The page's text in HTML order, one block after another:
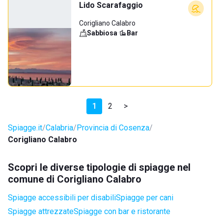
Lido Scarafaggio
Corigliano Calabro
Sabbiosa· Bar
1 2 >
Spiagge.it Calabria Provincia di Cosenza
Corigliano Calabro
Scopri le diverse tipologie di spiagge nel
comune di Corigliano Calabro
Spiagge accessibili per disabiliSpiagge per cani
Spiagge attrezzateSpiagge con bar e ristorante